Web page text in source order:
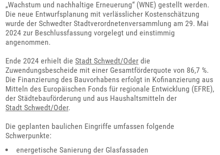
„Wachstum und nachhaltige Erneuerung“ (WNE) gestellt werden.
Die neue Entwurfsplanung mit verlässlicher Kostenschätzung
wurde der Schwedter Stadtverordnetenversammlung am 29. Mai
2024 zur Beschlussfassung vorgelegt und einstimmig
angenommen.
Ende 2024 erhielt dieStadt Schwedt/Oder die
Zuwendungsbescheide mit einer Gesamtförderquote von 86,7 %.
Die Finanzierung des Bauvorhabens erfolgt in Kofinanzierung aus
Mitteln des Europäischen Fonds für regionale Entwicklung (EFRE),
der Städtebauförderung und aus Haushaltsmitteln der
Stadt Schwedt/Oder.
Die geplanten baulichen Eingriffe umfassen folgende
Schwerpunkte:
energetische Sanierung der Glasfassaden